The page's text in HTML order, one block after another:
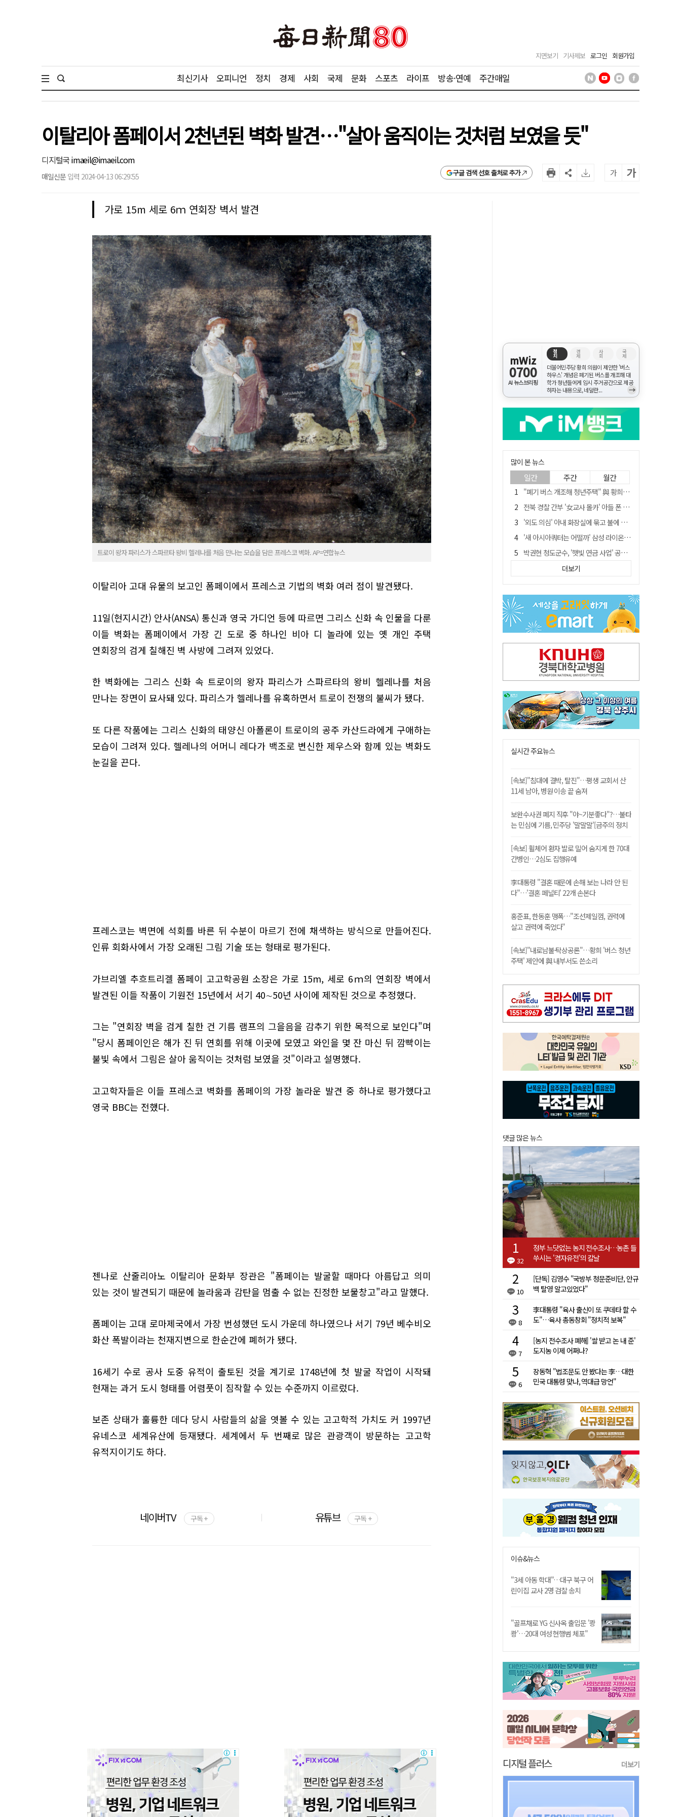
지면보기 기사제보 로그인 회원가입
최신기사 오피니언 정치 경제 사회 국제 문화 스포츠 라이프 방송·연예 주간매일
이탈리아 폼페이서 2천년된 벽화 발견…"살아 움직이는 것처럼 보였을 듯"
디지털국imaeil@imaeil.com
매일신문 입력 2024-04-13 06:29:55 구글 검색 선호 출처로 추가 가 가
가로 15m 세로 6ｍ 연회장 벽서 발견
트로이 왕자 파리스가 스파르타 왕비 헬레나를 처음 만나는 모습을 담은 프레스코 벽화. AP=연합뉴스
이탈리아 고대 유물의 보고인 폼페이에서 프레스코 기법의 벽화 여러 점이 발견됐다.
11일(현지시간) 안사(ANSA) 통신과 영국 가디언 등에 따르면 그리스 신화 속 인물을 다룬
이들 벽화는 폼페이에서 가장 긴 도로 중 하나인 비아 디 놀라에 있는 옛 개인 주택
연회장의 검게 칠해진 벽 사방에 그려져 있었다.
한 벽화에는 그리스 신화 속 트로이의 왕자 파리스가 스파르타의 왕비 헬레나를 처음
만나는 장면이 묘사돼 있다. 파리스가 헬레나를 유혹하면서 트로이 전쟁의 불씨가 됐다.
또 다른 작품에는 그리스 신화의 태양신 아폴론이 트로이의 공주 카산드라에게 구애하는
모습이 그려져 있다. 헬레나의 어머니 레다가 백조로 변신한 제우스와 함께 있는 벽화도
눈길을 끈다.
프레스코는 벽면에 석회를 바른 뒤 수분이 마르기 전에 채색하는 방식으로 만들어진다.
인류 회화사에서 가장 오래된 그림 기술 또는 형태로 평가된다.
가브리엘 추흐트리겔 폼페이 고고학공원 소장은 가로 15m, 세로 6ｍ의 연회장 벽에서
발견된 이들 작품이 기원전 15년에서 서기 40∼50년 사이에 제작된 것으로 추정했다.
그는 "연회장 벽을 검게 칠한 건 기름 램프의 그을음을 감추기 위한 목적으로 보인다"며
"당시 폼페이인은 해가 진 뒤 연회를 위해 이곳에 모였고 와인을 몇 잔 마신 뒤 깜빡이는
불빛 속에서 그림은 살아 움직이는 것처럼 보였을 것"이라고 설명했다.
고고학자들은 이들 프레스코 벽화를 폼페이의 가장 놀라운 발견 중 하나로 평가했다고
영국 BBC는 전했다.
젠나로 산줄리아노 이탈리아 문화부 장관은 "폼페이는 발굴할 때마다 아름답고 의미
있는 것이 발견되기 때문에 놀라움과 감탄을 멈출 수 없는 진정한 보물창고"라고 말했다.
폼페이는 고대 로마제국에서 가장 번성했던 도시 가운데 하나였으나 서기 79년 베수비오
화산 폭발이라는 천재지변으로 한순간에 폐허가 됐다.
16세기 수로 공사 도중 유적이 출토된 것을 계기로 1748년에 첫 발굴 작업이 시작돼
현재는 과거 도시 형태를 어렴풋이 짐작할 수 있는 수준까지 이르렀다.
보존 상태가 훌륭한 데다 당시 사람들의 삶을 엿볼 수 있는 고고학적 가치도 커 1997년
유네스코 세계유산에 등재됐다. 세계에서 두 번째로 많은 관광객이 방문하는 고고학
유적지이기도 하다.
네이버TV 구독 + 유튜브 구독 +
mWiz
0700
AI 뉴스브리핑
정
치
경
제
사
회
국
제
더불어민주당 황희 의원이 제안한 '버스
하우스' 개념은 폐기된 버스를 개조해 대
학가 청년들에게 임시 주거공간으로 제공
하자는 내용으로, 네덜란...
→
많이 본 뉴스
일간 주간 월간
"폐기 버스 개조해 청년주택" 與 황희…'딸 학비는 年 4200만원'
전북 경찰 간부 '女교사 몰카' 아들 폰 부수고…"처벌 못하는 사안" 내부망에 글
'외도 의심' 아내 화장실에 묶고 불에 달군 공구로 고문…남편 검거
'새 아시아쿼터는 어떨까' 삼성 라이온즈, 새 얼굴 투수 미야모리 영입
박권현 청도군수, '햇빛 연금 사업' 공약 시동걸어
홍준표, 한동훈 맹폭…"조선제일껌, 권력에 살고 권력에 죽었다"
[시사뒷담] MOU의 함정, 협약식이 투자 확정은 아니긴 해
봉화서 주택 에어컨 실외기에서 시작된 불… 주택 화재로 번져
경찰, 9월 초부터 상피제 전격 실시…가족 사건 수사 못해
더보기
실시간 주요뉴스
[속보]"침대에 결박, 탈진"…평생 교회서 산
11세 남아, 병원 이송 끝 숨져
보완수사권 폐지 직후 "야~기분좋다"?…불타
는 민심에 기름, 민주당 '말말말'[금주의 정치
[속보] 휠체어 환자 발로 밀어 숨지게 한 70대
간병인…2심도 집행유예
李대통령 "결혼 때문에 손해 보는 나라 안 된
다"…'결혼 페널티' 22개 손본다
홍준표, 한동훈 맹폭…"조선제일껌, 권력에
살고 권력에 죽었다"
[속보]"내로남불·탁상공론"…황희 '버스 청년
주택' 제안에 與 내부서도 쓴소리
댓글 많은 뉴스
32
정부 느닷없는 농지 전수조사…농촌 들
쑤시는 '경자유전'의 칼날
10
[단독] 김영수 "국방부 청문준비단, 안규
백 탈영 알고있었다"
8
李대통령 "육사 출신이 또 쿠데타 할 수
도"…육사 총동창회 "정치적 보복"
7
[농지 전수조사 폐해] '쌀 받고 논 내 준'
도지농 이제 어쩌나?
6
장동혁 "법조문도 안 봤다는 李…대한
민국 대통령 맞나, 역대급 망언"
이슈&뉴스
"3세 아동 학대"…대구 북구 어
린이집 교사 2명 검찰 송치
"골프채로 YG 신사옥 출입문 '쾅
쾅'…20대 여성 현행범 체포"
디지털 플러스 더보기